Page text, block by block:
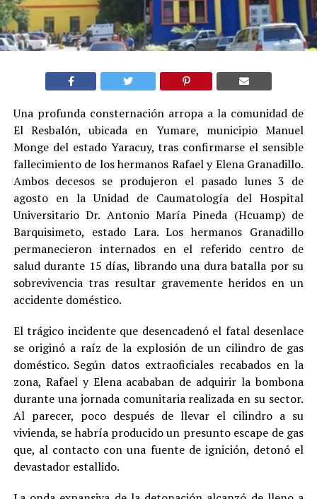
Una profunda consternación arropa a la comunidad de
El Resbalón, ubicada en Yumare, municipio Manuel
Monge del estado Yaracuy, tras confirmarse el sensible
fallecimiento de los hermanos Rafael y Elena Granadillo.
Ambos decesos se produjeron el pasado lunes 3 de
agosto en la Unidad de Caumatología del Hospital
Universitario Dr. Antonio María Pineda (Hcuamp) de
Barquisimeto, estado Lara. Los hermanos Granadillo
permanecieron internados en el referido centro de
salud durante 15 días, librando una dura batalla por su
sobrevivencia tras resultar gravemente heridos en un
accidente doméstico.
El trágico incidente que desencadenó el fatal desenlace
se originó a raíz de la explosión de un cilindro de gas
doméstico. Según datos extraoficiales recabados en la
zona, Rafael y Elena acababan de adquirir la bombona
durante una jornada comunitaria realizada en su sector.
Al parecer, poco después de llevar el cilindro a su
vivienda, se habría producido un presunto escape de gas
que, al contacto con una fuente de ignición, detonó el
devastador estallido.